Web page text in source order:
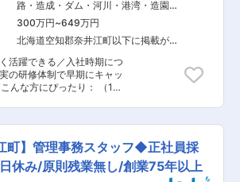
だきますので、故障、改造
の都度OJTにて習得してい
す。 ・製造部システム技術
品質管理部安全環境グルー
導』・・・ 必要に応じて、
識/経験をもったスタッフの
業務を遂行しています。親
・・ 品質やコストなど各種
改善に取り組んでいます。
』・・・ 自動車通勤が可
路・造成・ダム・河川・港湾・造園な
ど） 土木施工管理（上下水道）
300万円~649万円
北海道空知郡奈井江町以下に掲載がな
活躍できる／入社時期につ
の研修体制で早期にキャッ
んな方にぴったり： （1）
えて長く働けます。 （2）
たい 新卒の採用実績もある
ています。ご安心くださ
度もあります。 （3）温か
たい 全員の顔が見えるくら
町】管理事務スタッフ◆正社員採
休み/原則残業無し/創業75年以上